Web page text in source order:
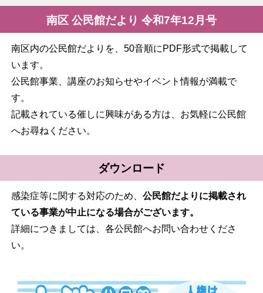
南区 公民館だより 令和7年12月号
南区内の公民館だよりを、50音順にPDF形式で掲載して
います。
公民館事業、講座のお知らせやイベント情報が満載で
す。
記載されている催しに興味がある方は、お気軽に公民館
へお尋ねください。
ダウンロード
感染症等に関する対応のため、 公民館だよりに掲載され
ている事業が中止になる場合がございます。
詳細につきましては、各公民館へお問い合わせくださ
い。